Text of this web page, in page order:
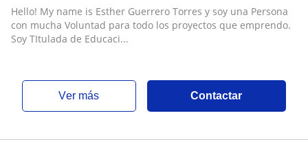
Hello! My name is Esther Guerrero Torres y soy una Persona
con mucha Voluntad para todo los proyectos que emprendo.
Soy TItulada de Educaci...
ver más Contactar